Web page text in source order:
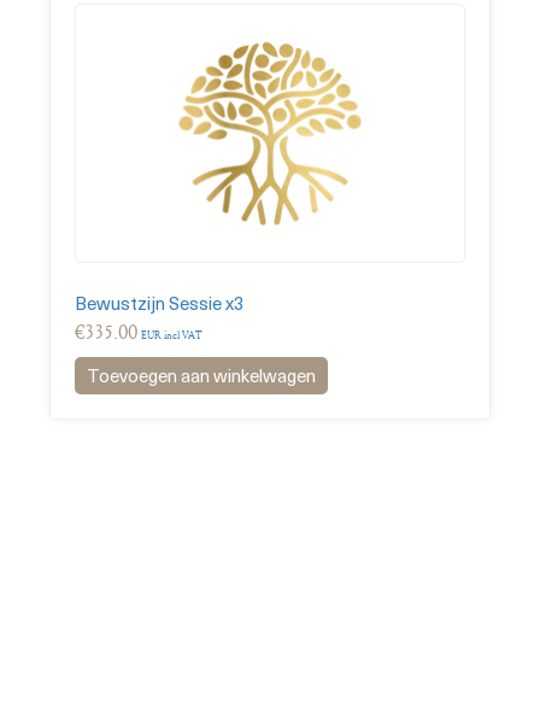
Bewustzijn Sessie x3
€335.00 EUR incl VAT
Toevoegen aan winkelwagen